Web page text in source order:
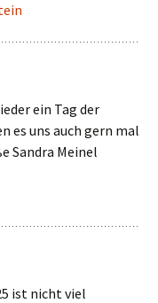
ein Tag der
es uns auch gern mal
Sandra Meinel
ist nicht viel